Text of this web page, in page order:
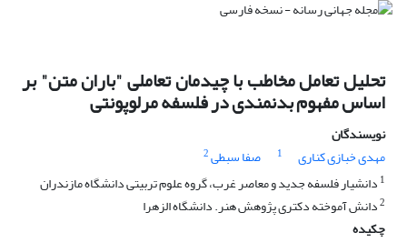
تحلیل تعامل مخاطب با چیدمان تعاملی "باران متن" بر
اساس مفهوم بدنمندی در فلسفه مرلوپونتی
نویسندگان
مهدی خبازی کناری
1 صفا سبطی2
1 دانشیار فلسفه جدید و معاصر غرب، گروه علوم تربیتی دانشگاه مازندران
2دانش آموخته دکتری پژوهش هنر. دانشگاه الزهرا
چکیده